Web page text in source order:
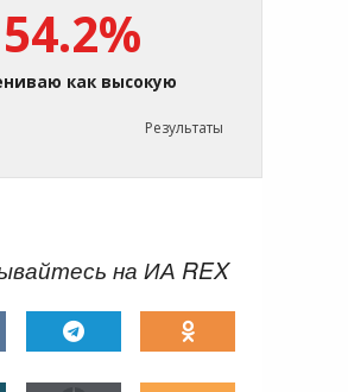
54.2%
как высокую
Результаты
на ИА REX